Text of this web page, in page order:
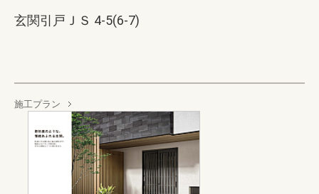
玄関引戸ＪＳ 4-5(6-7)
施工プラン